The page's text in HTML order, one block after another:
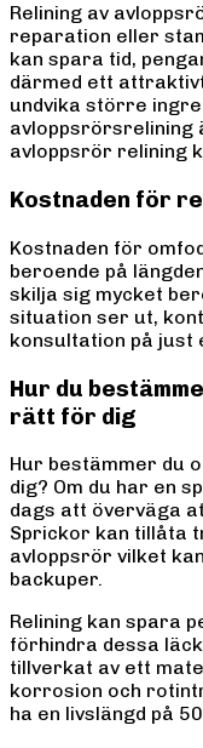
Relining av
reparation eller
kan spara tid,
därmed ett
undvika större
avloppsrörsrelining
avloppsrör relining
Kostnaden för
Kostnaden för
beroende på
skilja sig mycket
situation ser ut,
konsultation på just
Hur du
rätt för dig
Hur bestämmer du
dig? Om du har en
dags att överväga
Sprickor kan tillåta
avloppsrör vilket
backuper.
Relining kan spara
förhindra dessa
tillverkat av ett
korrosion och
ha en livslängd på